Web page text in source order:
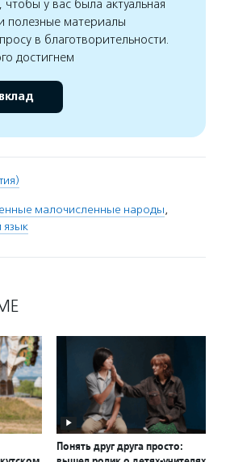
у вас была актуальная
полезные материалы
в благотворительности.
достигнем
малочисленные народы,
язык
Понять друг друга просто: